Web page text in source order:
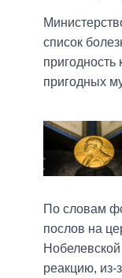
список
пригодных
По словам
послов на
реакцию, из-